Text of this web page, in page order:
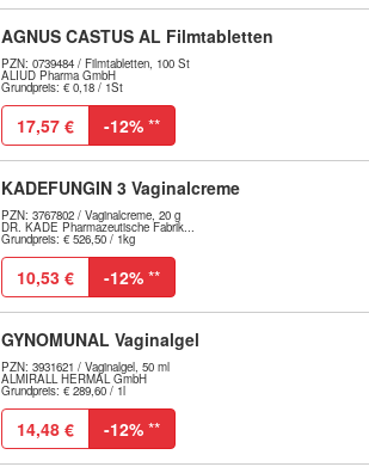
AGNUS CASTUS AL Filmtabletten
PZN: 0739484 / Filmtabletten, 100 St
ALIUD Pharma GmbH
Grundpreis: € 0,18 / 1St
17,57 € -12% **
KADEFUNGIN 3 Vaginalcreme
PZN: 3767802 / Vaginalcreme, 20 g
DR. KADE Pharmazeutische Fabrik...
Grundpreis: € 526,50 / 1kg
10,53 € -12% **
GYNOMUNAL Vaginalgel
PZN: 3931621 / Vaginalgel, 50 ml
ALMIRALL HERMAL GmbH
Grundpreis: € 289,60 / 1l
14,48 € -12% **